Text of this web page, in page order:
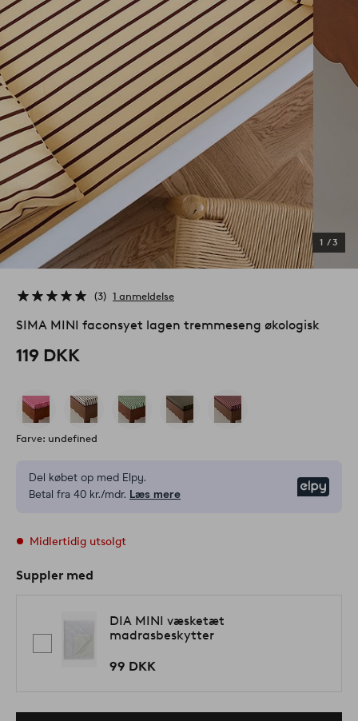
1 /3
3 1 anmeldelse
SIMA MINI faconsyet lagen tremmeseng økologisk
119 DKK
Farve: undefined
Del købet op med Elpy.
Betal fra 40 kr./mdr. Læs mere
Midlertidig utsolgt
Suppler med
DIA MINI væsketæt
madrasbeskytter
99 DKK